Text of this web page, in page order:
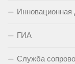
Инновационная
ГИА
Служба